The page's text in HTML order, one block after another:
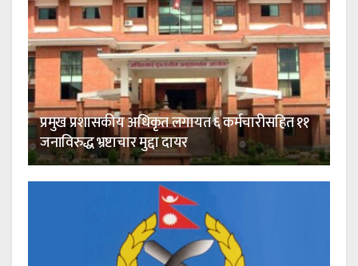
प्रमुख प्रशासकीय अधिकृत लगायत ६ कर्मचारीसहित ११
जनाविरुद्ध भ्रष्टाचार मुद्दा दायर